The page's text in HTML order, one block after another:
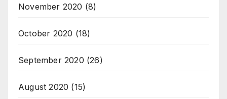
November 2020 (8)
October 2020 (18)
September 2020 (26)
August 2020 (15)